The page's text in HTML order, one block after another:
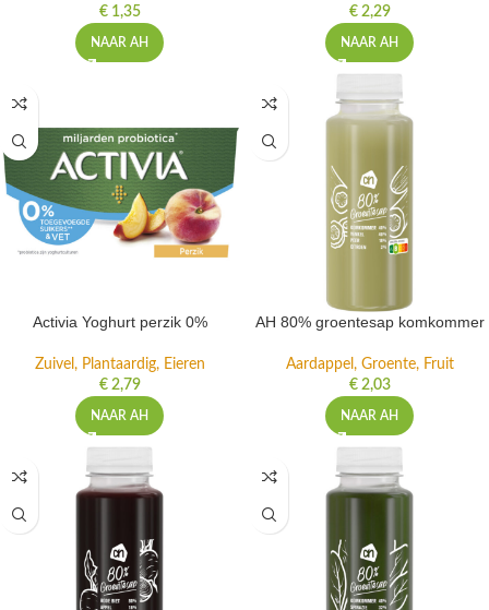
€1,35
NAAR AH
€2,29
NAAR AH
Activia Yoghurt perzik 0%
Zuivel, Plantaardig, Eieren
€2,79
NAAR AH
AH 80% groentesap komkommer
Aardappel, Groente, Fruit
€2,03
NAAR AH